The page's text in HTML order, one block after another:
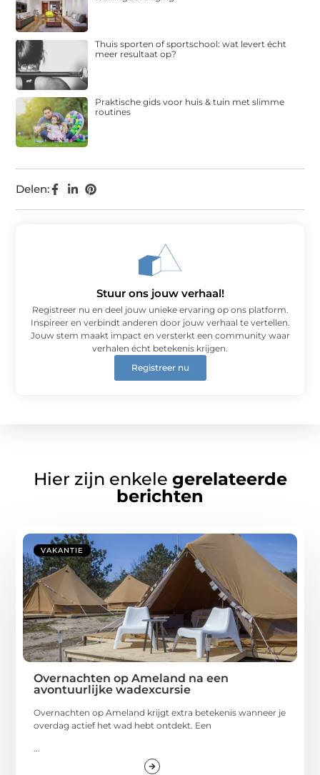
Delen:
Thuis sporten of sportschool: wat levert écht
meer resultaat op?
Praktische gids voor huis & tuin met slimme
routines
Stuur ons jouw verhaal!
Registreer nu en deel jouw unieke ervaring op ons platform.
Inspireer en verbindt anderen door jouw verhaal te vertellen.
Jouw stem maakt impact en versterkt een community waar
verhalen écht betekenis krijgen.
Registreer nu
Hier zijn enkele gerelateerde
berichten
VAKANTIE
Overnachten op Ameland na een
avontuurlijke wadexcursie
Overnachten op Ameland krijgt extra betekenis wanneer je
overdag actief het wad hebt ontdekt. Een
...